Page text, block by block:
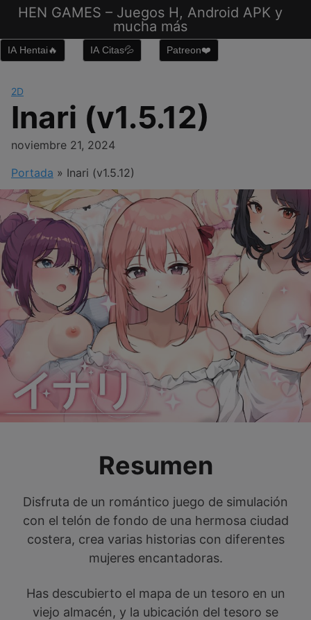
Saltar
contenido
HEN GAMES – Juegos H, Android APK y
mucha más
IA Hentai🔥 IA Citas💦 Patreon❤️
2D
Inari (v1.5.12)
noviembre 21, 2024
Portada » Inari (v1.5.12)
Resumen
Disfruta de un romántico juego de simulación
con el telón de fondo de una hermosa ciudad
costera, crea varias historias con diferentes
mujeres encantadoras.
Has descubierto el mapa de un tesoro en un
viejo almacén, y la ubicación del tesoro se